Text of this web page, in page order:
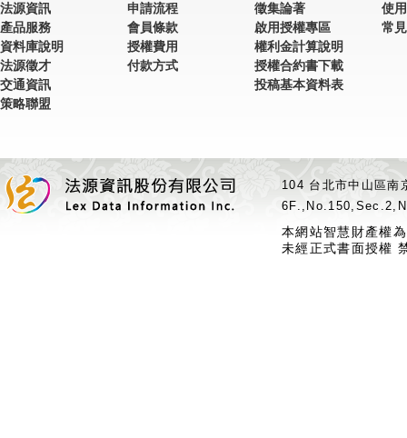
法源資訊
產品服務
資料庫說明
法源徵才
交通資訊
策略聯盟
申請流程
會員條款
授權費用
付款方式
徵集論著
啟用授權專區
權利金計算說明
授權合約書下載
投稿基本資料表
使
常
104 台北市中山區
本網站智慧財產權
未經正式書面授權